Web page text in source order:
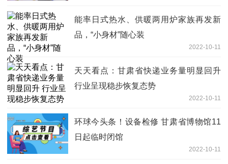
能率日式热水、供暖两用炉家族再发新
品，“小身材”随心装
2022-10-11
天天看点：甘肃省快递业务量明显回升
行业呈现稳步恢复态势
2022-10-11
环球今头条！设备检修 甘肃省博物馆11
日起临时闭馆
2022-10-11